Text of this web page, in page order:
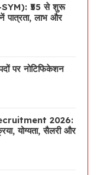
SYM): ₹55 से शुरू
पात्रता, लाभ और
पर नोटिफिकेशन
2026:
योग्यता, सैलरी और